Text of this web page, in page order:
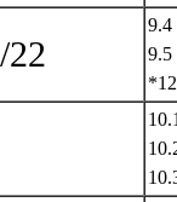
22
9.4
9.5